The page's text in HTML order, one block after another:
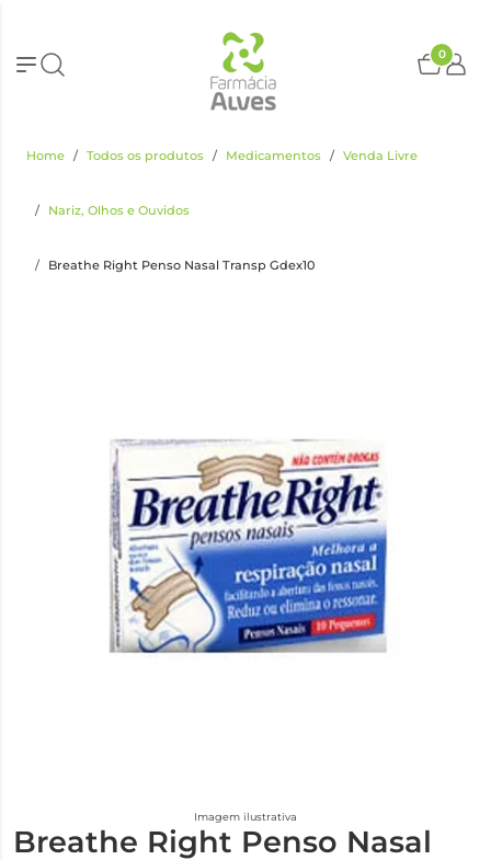
0
Home Todos os produtos Medicamentos Venda Livre
Nariz, Olhos e Ouvidos
Breathe Right Penso Nasal Transp Gdex10
Imagem ilustrativa
Breathe Right Penso Nasal